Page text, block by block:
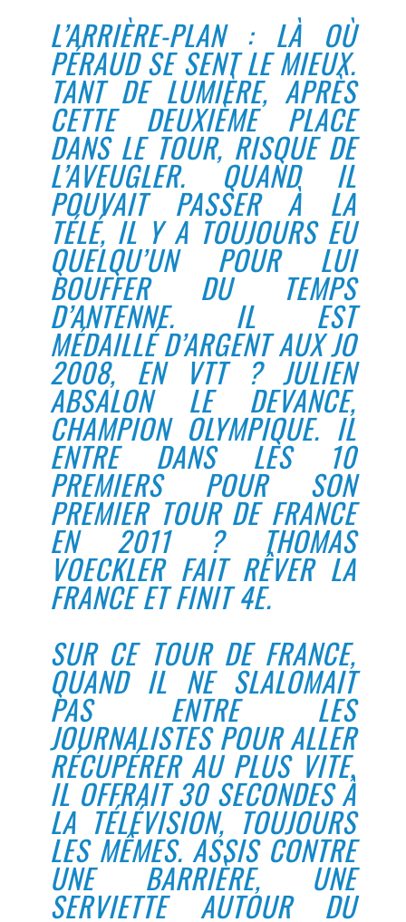
L’ARRIÈRE-PLAN : LÀ OÙ
PÉRAUD SE SENT LE MIEUX.
TANT DE LUMIÈRE, APRÈS
CETTE DEUXIÈME PLACE
DANS LE TOUR, RISQUE DE
L’AVEUGLER. QUAND IL
POUVAIT PASSER À LA
TÉLÉ, IL Y A TOUJOURS EU
QUELQU’UN POUR LUI
BOUFFER DU TEMPS
D’ANTENNE. IL EST
MÉDAILLÉ D’ARGENT AUX JO
2008, EN VTT ? JULIEN
ABSALON LE DEVANCE,
CHAMPION OLYMPIQUE. IL
ENTRE DANS LES 10
PREMIERS POUR SON
PREMIER TOUR DE FRANCE
EN 2011 ? THOMAS
VOECKLER FAIT RÊVER LA
FRANCE ET FINIT 4E.
SUR CE TOUR DE FRANCE,
QUAND IL NE SLALOMAIT
PAS ENTRE LES
JOURNALISTES POUR ALLER
RÉCUPÉRER AU PLUS VITE,
IL OFFRAIT 30 SECONDES À
LA TÉLÉVISION, TOUJOURS
LES MÊMES. ASSIS CONTRE
UNE BARRIÈRE, UNE
SERVIETTE AUTOUR DU